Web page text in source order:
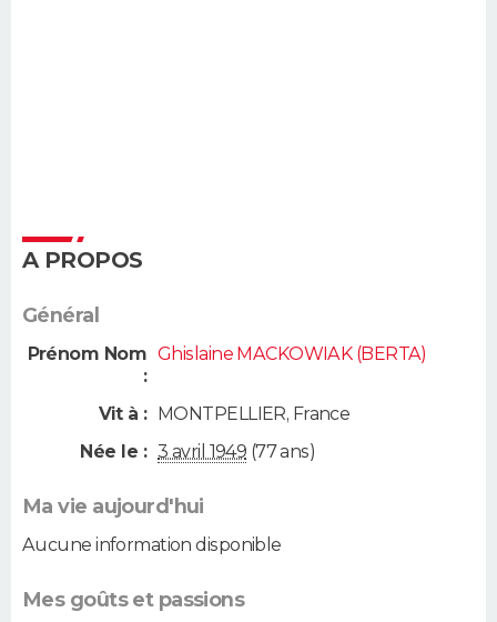
A PROPOS
Général
Prénom Nom
:
Ghislaine MACKOWIAK (BERTA)
Vit à : MONTPELLIER, France
Née le : 3 avril 1949 (77 ans)
Ma vie aujourd'hui
Aucune information disponible
Mes goûts et passions